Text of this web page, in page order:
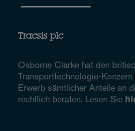
Tracsis plc
Osborne Clarke hat den
Transporttechnologie-
Erwerb sämtlicher Anteile an
rechtlich beraten. Lesen Sie